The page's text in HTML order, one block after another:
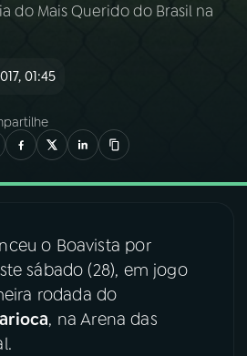
AO VIVO
do Mais Querido do Brasil na
01:45
o Boavista por
sábado (28), em jogo
rodada do
, na Arena das